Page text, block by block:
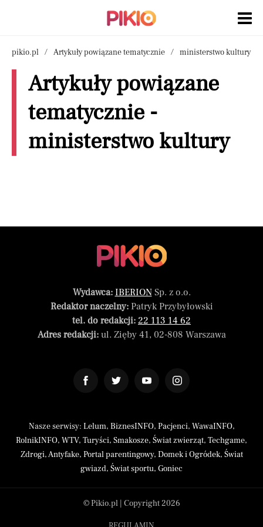
pikio.pl Artykuły powiązane tematycznie ministerstwo kultury
Artykuły powiązane
tematycznie -
ministerstwo kultury
Wydawca: IBERIONSp. z o.o.
Redaktor naczelny:Patryk Przybyłowski
tel. do redakcji: 22 113 14 62
Adres redakcji:ul. Zięby 41, 02-808 Warszawa
Nasze serwisy: Lelum, BiznesINFO, Pacjenci, WawaINFO,
RolnikINFO, WTV, Turyści, Smakosze, Świat zwierząt, Techgame,
Zdrogi,Antyfake, Portal parentingowy, Domek i Ogródek, Świat
gwiazd, Świat sportu, Goniec
© Pikio.pl | Copyright 2026